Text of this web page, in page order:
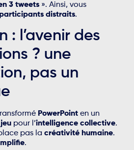
3 tweets ». Ainsi, vous
distraits.
: l’avenir des
? une
pas un
PowerPoint en un
pour l’intelligence collective.
pas la créativité humaine.
.